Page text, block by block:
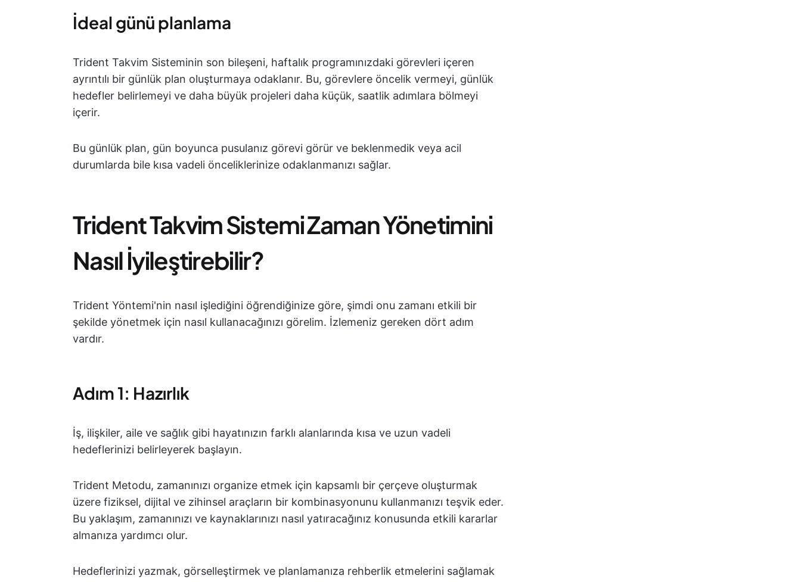
İdeal günü planlama
Trident Takvim Sisteminin son bileşeni, haftalık programınızdaki görevleri içeren
ayrıntılı bir günlük plan oluşturmaya odaklanır. Bu, görevlere öncelik vermeyi, günlük
hedefler belirlemeyi ve daha büyük projeleri daha küçük, saatlik adımlara bölmeyi
içerir.
Bu günlük plan, gün boyunca pusulanız görevi görür ve beklenmedik veya acil
durumlarda bile kısa vadeli önceliklerinize odaklanmanızı sağlar.
Trident Takvim Sistemi Zaman Yönetimini
Nasıl İyileştirebilir?
Trident Yöntemi'nin nasıl işlediğini öğrendiğinize göre, şimdi onu zamanı etkili bir
şekilde yönetmek için nasıl kullanacağınızı görelim. İzlemeniz gereken dört adım
vardır.
Adım 1: Hazırlık
İş, ilişkiler, aile ve sağlık gibi hayatınızın farklı alanlarında kısa ve uzun vadeli
hedeflerinizi belirleyerek başlayın.
Trident Metodu, zamanınızı organize etmek için kapsamlı bir çerçeve oluşturmak
üzere fiziksel, dijital ve zihinsel araçların bir kombinasyonunu kullanmanızı teşvik eder.
Bu yaklaşım, zamanınızı ve kaynaklarınızı nasıl yatıracağınız konusunda etkili kararlar
almanıza yardımcı olur.
Hedeflerinizi yazmak, görselleştirmek ve planlamanıza rehberlik etmelerini sağlamak